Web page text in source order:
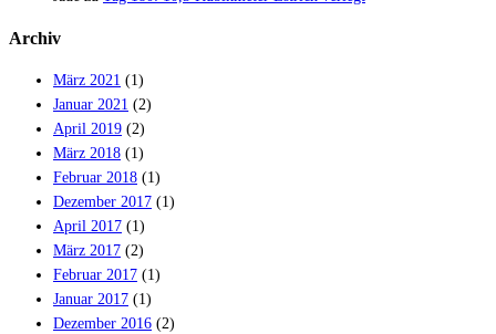
Archiv
März 2021 (1)
Januar 2021 (2)
April 2019 (2)
März 2018 (1)
Februar 2018 (1)
Dezember 2017 (1)
April 2017 (1)
März 2017 (2)
Februar 2017 (1)
Januar 2017 (1)
Dezember 2016 (2)